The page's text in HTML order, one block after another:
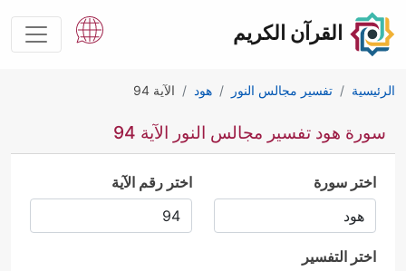
القرآن الكريم
الرئيسية تفسير مجالس النور هود الآية 94
سورة هود تفسير مجالس النور الآية 94
اختر سورة اختر رقم الآية
اختر التفسير